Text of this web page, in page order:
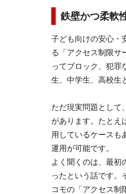
鉄壁かつ柔軟
子ども向けの安心・
る「アクセス制限サ
ってブロック、犯罪
生、中学生、高校生
ただ現実問題として
があります。たとえ
用しているケースも
運用が可能です。
よく聞くのは、最初
ったという話です。
コモの「アクセス制